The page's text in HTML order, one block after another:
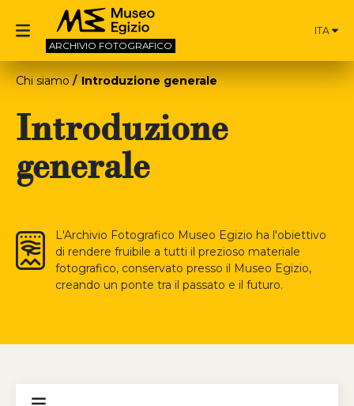
ARCHIVIO FOTOGRAFICO
ITA
Chi siamo Introduzione generale
Introduzione
generale
L'Archivio Fotografico Museo Egizio ha l'obiettivo
di rendere fruibile a tutti il prezioso materiale
fotografico, conservato presso il Museo Egizio,
creando un ponte tra il passato e il futuro.